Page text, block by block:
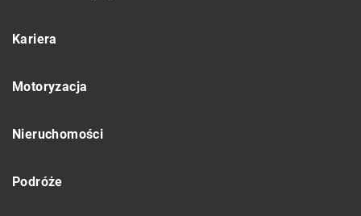
Kariera
Motoryzacja
Nieruchomości
Podróże